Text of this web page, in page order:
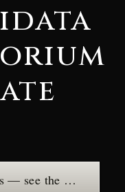
Auditorium of Maecenas — see the place →